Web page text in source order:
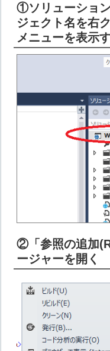
①ソリューショ
ジェクト名を右
メニューを表示
②「参照の追加
ージャーを開く